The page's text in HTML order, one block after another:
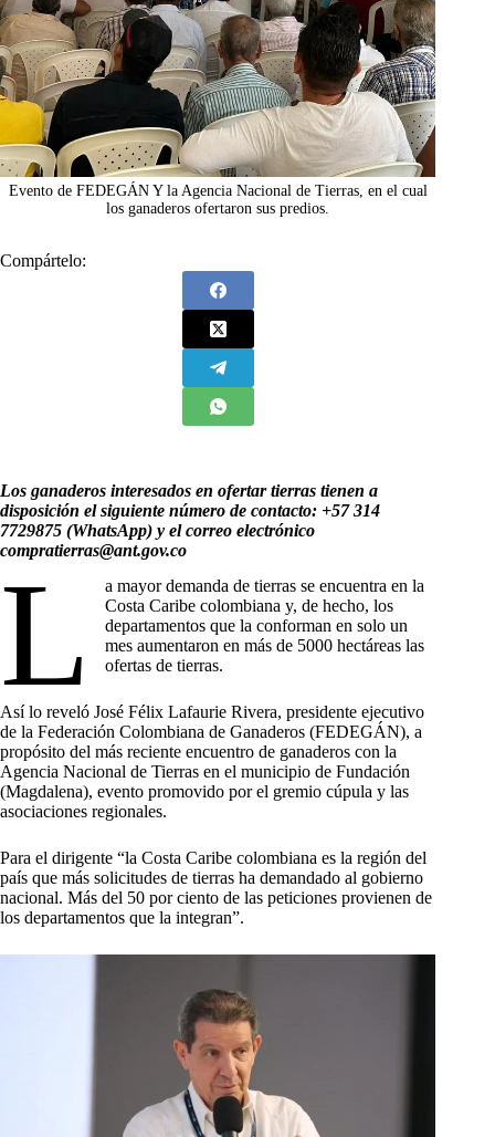
Evento de FEDEGÁN Y la Agencia Nacional de Tierras, en el cual
los ganaderos ofertaron sus predios.
Compártelo:
Los ganaderos interesados en ofertar tierras tienen a
disposición el siguiente número de contacto: +57 314
7729875 (WhatsApp) y el correo electrónico
compratierras@ant.gov.co
L
a mayor demanda de tierras se encuentra en la
Costa Caribe colombiana y, de hecho, los
departamentos que la conforman en solo un
mes aumentaron en más de 5000 hectáreas las
ofertas de tierras.
Así lo reveló José Félix Lafaurie Rivera, presidente ejecutivo
de la Federación Colombiana de Ganaderos (FEDEGÁN), a
propósito del más reciente encuentro de ganaderos con la
Agencia Nacional de Tierras en el municipio de Fundación
(Magdalena), evento promovido por el gremio cúpula y las
asociaciones regionales.
Para el dirigente “la Costa Caribe colombiana es la región del
país que más solicitudes de tierras ha demandado al gobierno
nacional. Más del 50 por ciento de las peticiones provienen de
los departamentos que la integran”.